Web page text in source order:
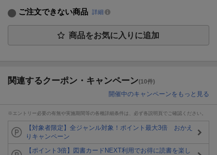
ご注文できない商品 詳細
商品をお気に入りに追加
関連するクーポン・キャンペーン(10件)
開催中のキャンペーンをもっと見る
※エントリー必要の有無や実施期間等の各種詳細条件は、必ず各説明頁でご確認ください。
【対象者限定】全ジャンル対象！ポイント最大3倍 おかえ
りキャンペーン
【ポイント3倍】図書カードNEXT利用でお得に読書を楽し